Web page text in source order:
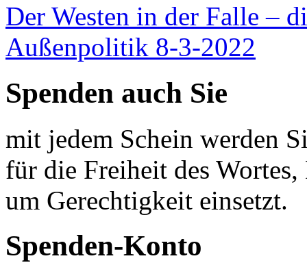
Der Westen in der Falle –
Außenpolitik 8-3-2022
Spenden auch Sie
mit jedem Schein werden
für die Freiheit des
um Gerechtigkeit einsetzt.
Spenden-Konto